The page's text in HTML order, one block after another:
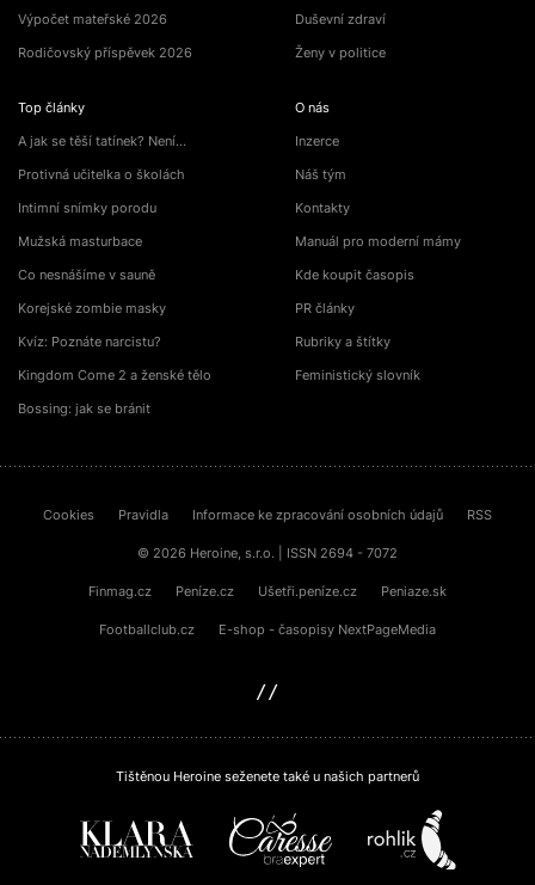
Výpočet mateřské 2026
Rodičovský příspěvek 2026
Top články
A jak se těší tatínek? Není…
Protivná učitelka o školách
Intimní snímky porodu
Mužská masturbace
Co nesnášíme v sauně
Korejské zombie masky
Kvíz: Poznáte narcistu?
Kingdom Come 2 a ženské tělo
Bossing: jak se bránit
Duševní zdraví
Ženy v politice
O nás
Inzerce
Náš tým
Kontakty
Manuál pro moderní mámy
Kde koupit časopis
PR články
Rubriky a štítky
Feministický slovník
Cookies Pravidla Informace ke zpracování osobních údajů RSS
© 2026 Heroine, s.r.o. | ISSN 2694 - 7072
Finmag.cz Peníze.cz Ušetři.peníze.cz Peniaze.sk
Footballclub.cz E-shop - časopisy NextPageMedia
Tištěnou Heroine seženete také u našich partnerů